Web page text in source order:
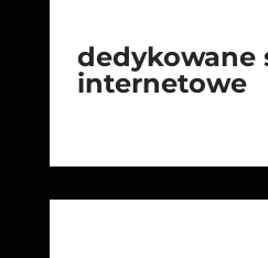
dedykowane
internetowe